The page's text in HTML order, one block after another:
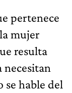
pertenece
mujer
resulta
necesitan
se hable del